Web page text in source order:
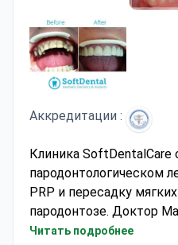
Аккредитации :
Клиника SoftDentalCare
пародонтологическом
PRP и пересадку
пародонтозе. Доктор
26 лет опыта опыта,
Читать подробнее